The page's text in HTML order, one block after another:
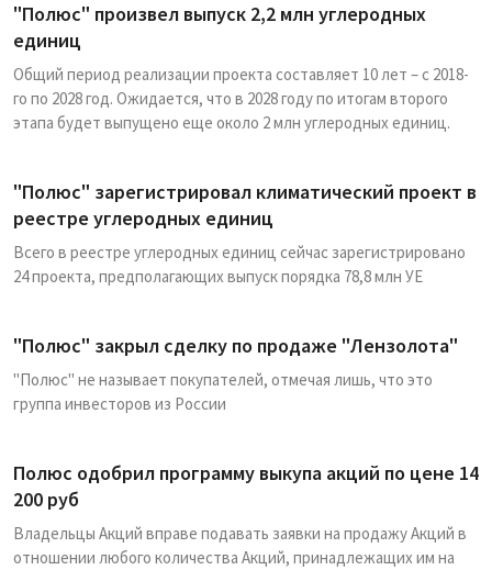
"Полюс" произвел выпуск 2,2 млн углеродных
единиц
Общий период реализации проекта составляет 10 лет – с 2018-
го по 2028 год. Ожидается, что в 2028 году по итогам второго
этапа будет выпущено еще около 2 млн углеродных единиц.
"Полюс" зарегистрировал климатический проект в
реестре углеродных единиц
Всего в реестре углеродных единиц сейчас зарегистрировано
24 проекта, предполагающих выпуск порядка 78,8 млн УЕ
"Полюс" закрыл сделку по продаже "Лензолота"
"Полюс" не называет покупателей, отмечая лишь, что это
группа инвесторов из России
Полюс одобрил программу выкупа акций по цене 14
200 руб
Владельцы Акций вправе подавать заявки на продажу Акций в
отношении любого количества Акций, принадлежащих им на